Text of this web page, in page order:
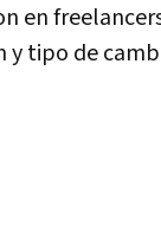
en
y tipo de